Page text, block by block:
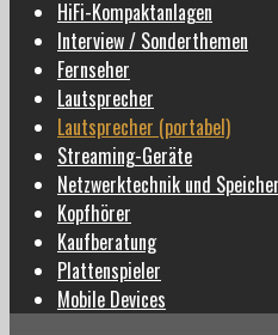
HiFi-Kompaktanlagen
Interview / Sonderthemen
Fernseher
Lautsprecher
Lautsprecher (portabel)
Streaming-Geräte
Netzwerktechnik und Speicher
Kopfhörer
Kaufberatung
Plattenspieler
Mobile Devices